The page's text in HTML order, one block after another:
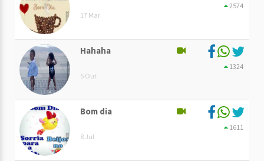
17 Mar
2574
Hahaha
5 Out
1324
Bom dia
8 Jul
1611